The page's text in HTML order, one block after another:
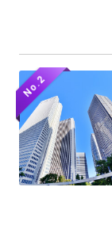
No.2